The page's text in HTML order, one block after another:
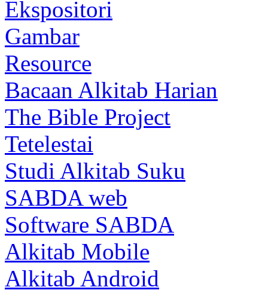
Ekspositori
Gambar
Resource
Bacaan Alkitab Harian
The Bible Project
Tetelestai
Studi Alkitab Suku
SABDA web
Software SABDA
Alkitab Mobile
Alkitab Android